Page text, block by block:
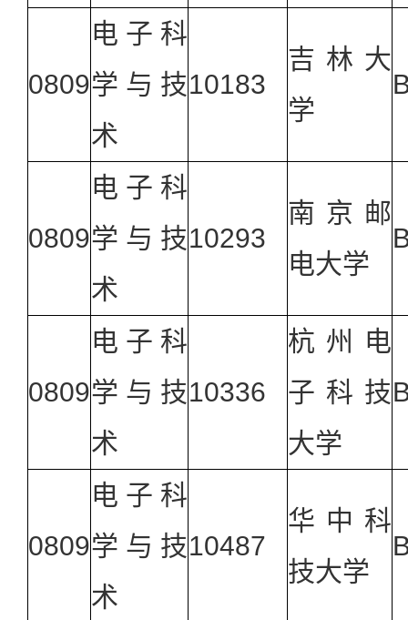
0809
电子科
学与技
术
10183
吉林大
学
0809
电子科
学与技
术
10293
南京邮
电大学
0809
电子科
学与技
术
10336
杭州电
子科技
大学
0809
电子科
学与技
术
10487
华中科
技大学